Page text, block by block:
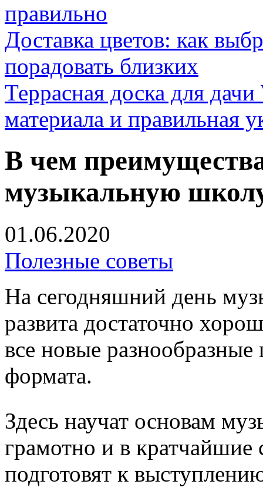
правильно
Доставка цветов: как
порадовать близких
Террасная доска для
материала и правильная
В чем
музыкальную
01.06.2020
Полезные советы
На сегодняшний день
развита достаточно
все новые
формата.
Здесь научат основам
грамотно и в кратчайшие
подготовят к